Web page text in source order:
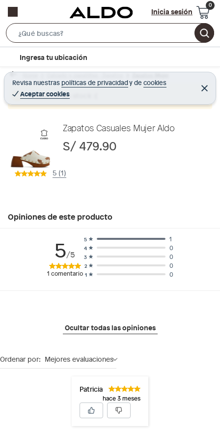
Inicia sesión
e
r
c
B
r
c
t
Ingresa tu ubicación
Revisa nuestras políticas de privacidadyde cookies
Aceptar cookies
C
e
r
Home Calzado y zapatillas - Zapatos Zapatos Mujer
Producto sin stock :(
Zapatos Casuales Mujer Aldo
S/ 479.90
5 (1)
Opiniones de este producto
5/5
1 comentario 1 0
2 0
3 0
4 0
5 1
Ocultar todas las opiniones
Ordenar por: Mejores evaluaciones
Patricia
hace 3 meses